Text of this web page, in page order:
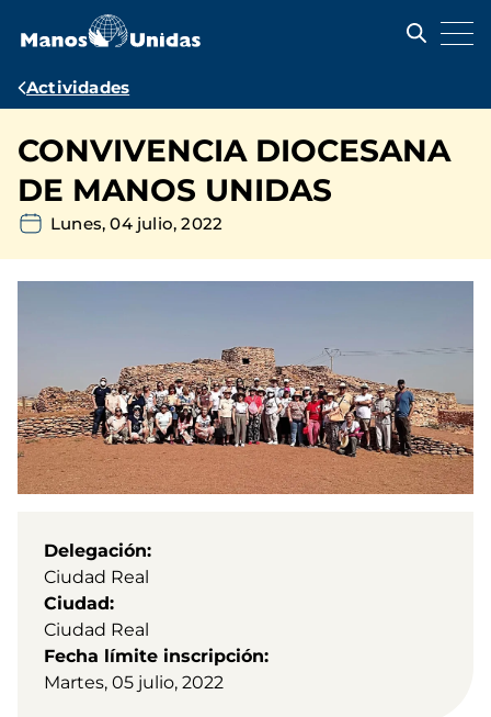
contenido
Ruta
navegación
Actividades
CONVIVENCIA DIOCESANA
DE MANOS UNIDAS
Lunes, 04 julio, 2022
Delegación
Ciudad Real
Ciudad
Ciudad Real
Fecha límite inscripción
Martes, 05 julio, 2022